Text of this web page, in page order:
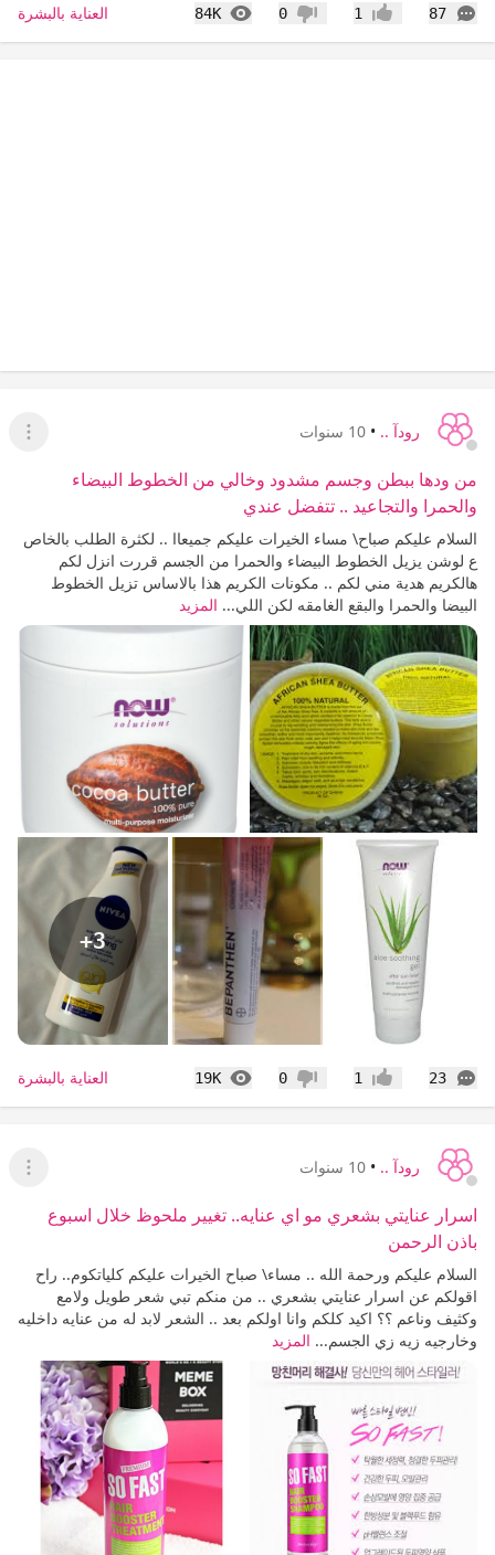
87
التعليقات إعجاب1 عدم إعجاب
0
84K
المشاهدات العناية بالبشرة
رودآ .. • 10 سنوات
عرض
من ودها ببطن وجسم مشدود وخالي من الخطوط البيضاء
والحمرا والتجاعيد .. تتفضل عندي
السلام عليكم صباح\ مساء الخيرات عليكم جميعاا .. لكثرة الطلب بالخاص
ع لوشن يزيل الخطوط البيضاء والحمرا من الجسم قررت انزل لكم
هالكريم هدية مني لكم .. مكونات الكريم هذا بالاساس تزيل الخطوط
البيضا والحمرا والبقع الغامقه لكن اللي... المزيد
+3
23
التعليقات إعجاب1 عدم إعجاب
0
19K
المشاهدات العناية بالبشرة
رودآ .. • 10 سنوات
عرض
اسرار عنايتي بشعري مو اي عنايه.. تغيير ملحوظ خلال اسبوع
باذن الرحمن
السلام عليكم ورحمة الله .. مساء\ صباح الخيرات عليكم كلياتكوم.. راح
اقولكم عن اسرار عنايتي بشعري .. من منكم تبي شعر طويل ولامع
وكثيف وناعم ؟؟ اكيد كلكم وانا اولكم بعد .. الشعر لابد له من عنايه داخليه
وخارجيه زيه زي الجسم... المزيد